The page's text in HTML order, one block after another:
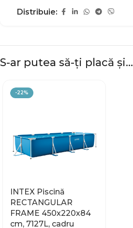
Distribuie:
S-ar putea să-ți placă și…
-22%
INTEX Piscină
RECTANGULAR
FRAME 450х220х84
cm, 7127L, cadru